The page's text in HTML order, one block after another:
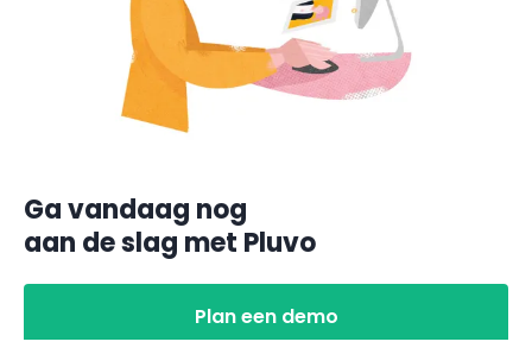
Ga vandaag nog
aan de slag met Pluvo
Plan een demo